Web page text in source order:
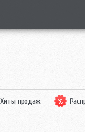
Хиты продаж